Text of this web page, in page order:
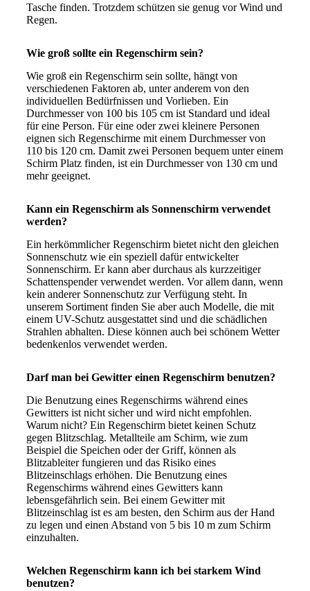
Tasche finden. Trotzdem schützen sie genug vor Wind und
Regen.
Wie groß sollte ein Regenschirm sein?
Wie groß ein Regenschirm sein sollte, hängt von
verschiedenen Faktoren ab, unter anderem von den
individuellen Bedürfnissen und Vorlieben. Ein
Durchmesser von 100 bis 105 cm ist Standard und ideal
für eine Person. Für eine oder zwei kleinere Personen
eignen sich Regenschirme mit einem Durchmesser von
110 bis 120 cm. Damit zwei Personen bequem unter einem
Schirm Platz finden, ist ein Durchmesser von 130 cm und
mehr geeignet.
Kann ein Regenschirm als Sonnenschirm verwendet
werden?
Ein herkömmlicher Regenschirm bietet nicht den gleichen
Sonnenschutz wie ein speziell dafür entwickelter
Sonnenschirm. Er kann aber durchaus als kurzzeitiger
Schattenspender verwendet werden. Vor allem dann, wenn
kein anderer Sonnenschutz zur Verfügung steht. In
unserem Sortiment finden Sie aber auch Modelle, die mit
einem UV-Schutz ausgestattet sind und die schädlichen
Strahlen abhalten. Diese können auch bei schönem Wetter
bedenkenlos verwendet werden.
Darf man bei Gewitter einen Regenschirm benutzen?
Die Benutzung eines Regenschirms während eines
Gewitters ist nicht sicher und wird nicht empfohlen.
Warum nicht? Ein Regenschirm bietet keinen Schutz
gegen Blitzschlag. Metallteile am Schirm, wie zum
Beispiel die Speichen oder der Griff, können als
Blitzableiter fungieren und das Risiko eines
Blitzeinschlags erhöhen. Die Benutzung eines
Regenschirms während eines Gewitters kann
lebensgefährlich sein. Bei einem Gewitter mit
Blitzeinschlag ist es am besten, den Schirm aus der Hand
zu legen und einen Abstand von 5 bis 10 m zum Schirm
einzuhalten.
Welchen Regenschirm kann ich bei starkem Wind
benutzen?